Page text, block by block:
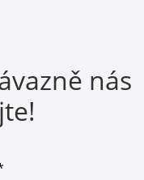
nás